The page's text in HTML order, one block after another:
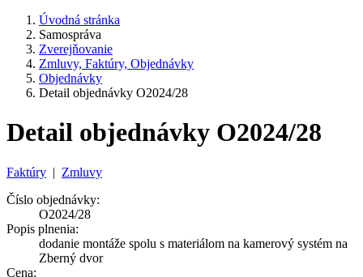
Úvodná stránka
Samospráva
Zverejňovanie
Zmluvy, Faktúry, Objednávky
Objednávky
Detail objednávky O2024/28
Detail objednávky O2024/28
Faktúry | Zmluvy
Číslo objednávky:
O2024/28
Popis plnenia:
dodanie montáže spolu s materiálom na kamerový systém na
Zberný dvor
Cena: